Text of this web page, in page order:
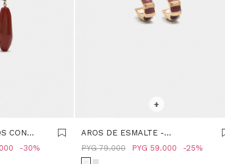
CON
30
+
AROS DE ESMALTE -
MULTICOLORPYG 59.000
PYG 79.000 25